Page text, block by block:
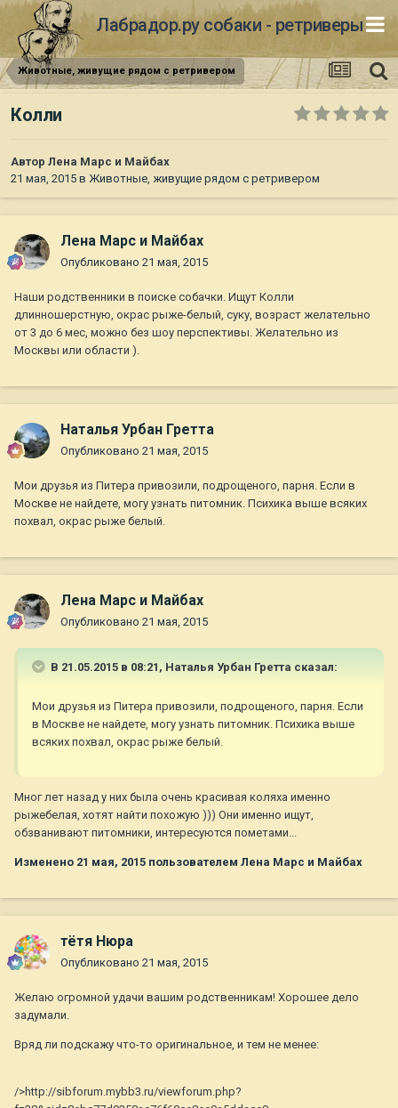
Лабрадор.ру собаки - ретриверы
Животные, живущие рядом с ретривером
Колли
Автор Лена Марс и Майбах
21 мая, 2015 в Животные, живущие рядом с ретривером
Лена Марс и Майбах
Опубликовано 21 мая, 2015
Наши родственники в поиске собачки. Ищут Колли
длинношерстную, окрас рыже-белый, суку, возраст желательно
от 3 до 6 мес, можно без шоу перспективы. Желательно из
Москвы или области ).
Наталья Урбан Гретта
Опубликовано 21 мая, 2015
Мои друзья из Питера привозили, подрощеного, парня. Если в
Москве не найдете, могу узнать питомник. Психика выше всяких
похвал, окрас рыже белый.
Лена Марс и Майбах
Опубликовано 21 мая, 2015
В 21.05.2015 в 08:21, Наталья Урбан Гретта сказал:
Мои друзья из Питера привозили, подрощеного, парня. Если
в Москве не найдете, могу узнать питомник. Психика выше
всяких похвал, окрас рыже белый.
Мног лет назад у них была очень красивая коляха именно
рыжебелая, хотят найти похожую ))) Они именно ищут,
обзванивают питомники, интересуются пометами...
Изменено 21 мая, 2015 пользователем Лена Марс и Майбах
тётя Нюра
Опубликовано 21 мая, 2015
Желаю огромной удачи вашим родственникам! Хорошее дело
задумали.
Вряд ли подскажу что-то оригинальное, и тем не менее:
/>http://sibforum.mybb3.ru/viewforum.php?